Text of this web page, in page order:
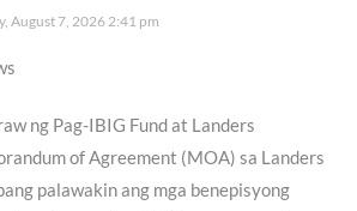
August 7, 2026 2:41 pm
ng Pag-IBIG Fund at Landers
of Agreement (MOA) sa Landers
palawakin ang mga benepisyong